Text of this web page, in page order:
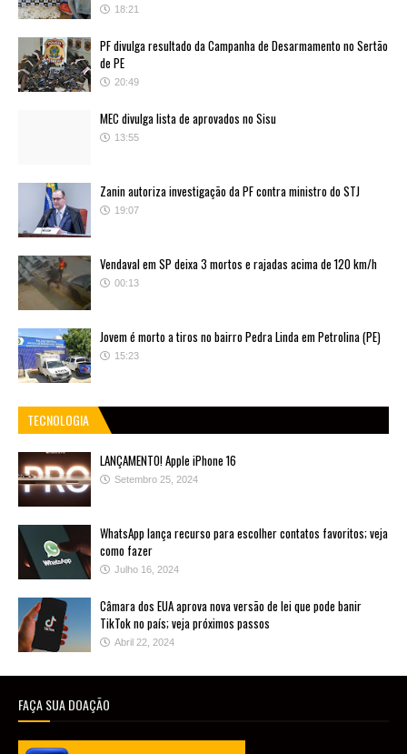
18:21
PF divulga resultado da Campanha de Desarmamento no Sertão
de PE
20:49
MEC divulga lista de aprovados no Sisu
13:55
Zanin autoriza investigação da PF contra ministro do STJ
19:07
Vendaval em SP deixa 3 mortos e rajadas acima de 120 km/h
00:13
Jovem é morto a tiros no bairro Pedra Linda em Petrolina (PE)
15:23
TECNOLOGIA
LANÇAMENTO! Apple iPhone 16
Setembro 25, 2024
WhatsApp lança recurso para escolher contatos favoritos; veja
como fazer
Julho 16, 2024
Câmara dos EUA aprova nova versão de lei que pode banir
TikTok no país; veja próximos passos
Abril 22, 2024
FAÇA SUA DOAÇÃO